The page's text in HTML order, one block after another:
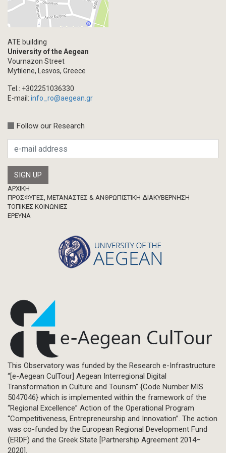
ATE building
University of the Aegean
Vournazon Street
Mytilene, Lesvos, Greece
Tel.: +302251036330
E-mail: info_ro@aegean.gr
Follow our Research
Footer
ΑΡΧΙΚΗ
ΠΡΟΣΦΥΓΕΣ, ΜΕΤΑΝΑΣΤΕΣ & ΑΝΘΡΩΠΙΣΤΙΚΗ ΔΙΑΚΥΒΕΡΝΗΣΗ
ΤΟΠΙΚΕΣ ΚΟΙΝΩΝΙΕΣ
ΈΡΕΥΝΑ
This Observatory was funded by the Research e-Infrastructure
“[e-Aegean CulTour] Aegean Interregional Digital
Transformation in Culture and Tourism” {Code Number MIS
5047046} which is implemented within the framework of the
“Regional Excellence” Action of the Operational Program
“Competitiveness, Entrepreneurship and Innovation”. The action
was co-funded by the European Regional Development Fund
(ERDF) and the Greek State [Partnership Agreement 2014–
2020].